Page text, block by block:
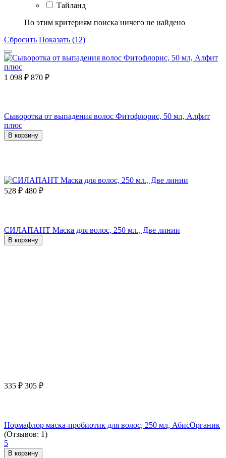
Тайланд
По этим критериям поиска ничего не найдено
Сбросить Показать (12)
1 098 ₽ 870 ₽
Сыворотка от выпадения волос Фитофлорис, 50 мл, Алфит
плюс
В корзину
528 ₽ 480 ₽
СИЛАПАНТ Маска для волос, 250 мл., Две линии
В корзину
335 ₽ 305 ₽
Нормафлор маска-пробиотик для волос, 250 мл, АбисОрганик
(Отзывов: 1)
5
В корзину